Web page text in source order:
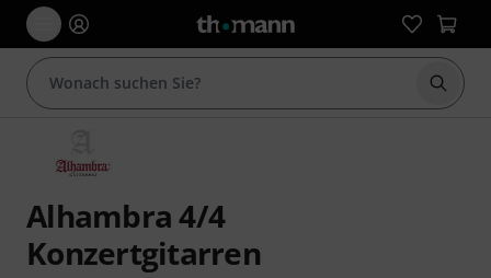
Suche
Alhambra 4/4
Konzertgitarren